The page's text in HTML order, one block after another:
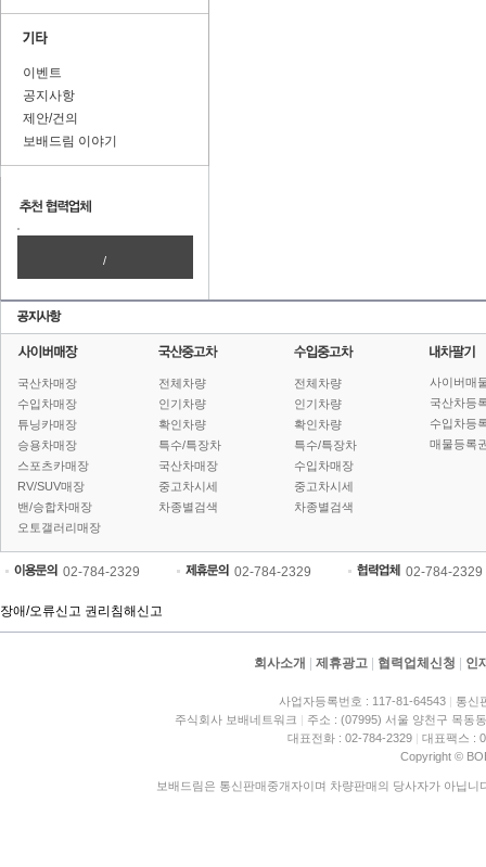
이벤트
공지사항
제안/건의
보배드림 이야기
/
국산차매장
수입차매장
튜닝카매장
승용차매장
스포츠카매장
RV/SUV매장
밴/승합차매장
오토갤러리매장
전체차량
인기차량
확인차량
특수/특장차
국산차매장
중고차시세
차종별검색
전체차량
인기차량
확인차량
특수/특장차
수입차매장
중고차시세
차종별검색
사이버매
국산차등
수입차등
매물등록
02-784-2329 02-784-2329 02-784-2329
장애/오류신고 권리침해신고
회사소개 제휴광고 협력업체신청 인
사업자등록번호 : 117-81-64543 | 통신
주식회사 보배네트워크 | 주소 : (07995) 서울 양천구 목동
대표전화 : 02-784-2329 | 대표팩스 :
Copyright ©
보배드림은 통신판매중개자이며 차량판매의 당사자가 아닙